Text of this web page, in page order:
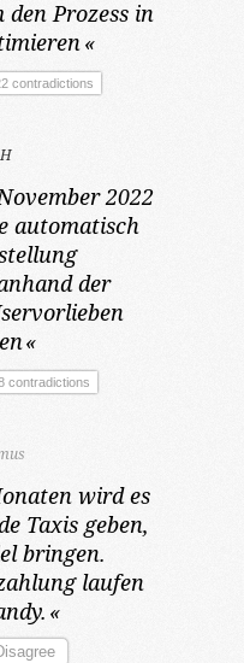
Prozess in
«
contradictions
2022
automatisch
der
«
contradictions
wird es
Taxis geben,
bringen.
laufen
«